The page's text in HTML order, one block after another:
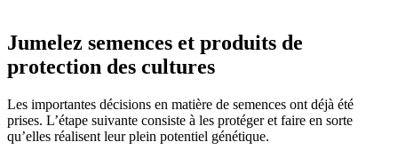
Jumelez semences et produits de
protection des cultures
Les importantes décisions en matière de semences ont déjà été
prises. L’étape suivante consiste à les protéger et faire en sorte
qu’elles réalisent leur plein potentiel génétique.